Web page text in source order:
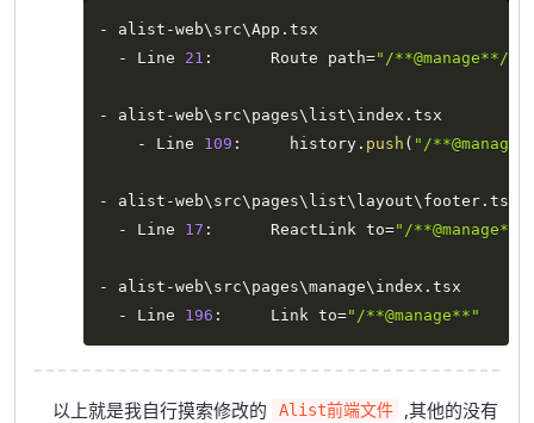
- alist -web\src\App . tsx
-
Line 21 :
      Route path
="/**@manage**/"
- alist -web\src\pages\list\index . tsx
-
Line 109 :
     history
. push ( "/
- alist -web\src\pages\list\layout\footer . tsx
-
Line 17 :
      ReactLink to
="/**@manage**"
- alist -web\src\pages\manage\index . tsx
-
Line 196 :
     Link to
="/**@manage**"
以上就是我自行摸索修改的 Alist前端文件
,其他的没有